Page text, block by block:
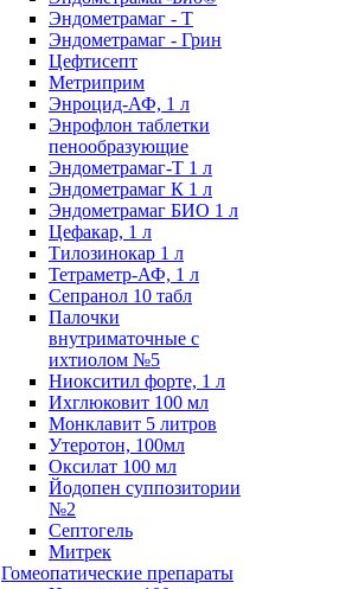
Эндометрамаг - Т
Эндометрамаг - Грин
Цефтисепт
Метриприм
Энроцид-АФ, 1 л
Энрофлон таблетки
пенообразующие
Эндометрамаг-Т 1 л
Эндометрамаг К 1 л
Эндометрамаг БИО 1 л
Цефакар, 1 л
Тилозинокар 1 л
Тетраметр-АФ, 1 л
Сепранол 10 табл
Палочки
внутриматочные с
ихтиолом №5
Ниокситил форте, 1 л
Ихглюковит 100 мл
Монклавит 5 литров
Утеротон, 100мл
Оксилат 100 мл
Йодопен суппозитории
№2
Септогель
Митрек
Гомеопатические препараты